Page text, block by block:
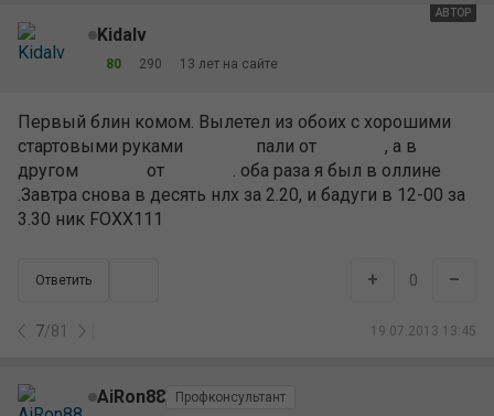
АВТОР
Kidalv
80 290 13 лет на сайте
Первый блин комом. Вылетел из обоих с хорошими
стартовыми руками
пали от
, а в
другом
от
. оба раза я был в оллине
.Завтра снова в десять нлх за 2.20, и бадуги в 12-00 за
3.30 ник FOXX111
Ответить
7/81 19.07.2013 13:45
+ 0 –
AiRon88
Профконсультант